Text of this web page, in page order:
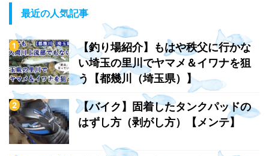
最近の人気記事
【釣り場紹介】もはや秩父に行かな
い埼玉の里川でヤマメ＆イワナを狙
う【都幾川（埼玉県）】
【バイク】固着したタンクパッドの
はずし方（剥がし方）【メンテ】